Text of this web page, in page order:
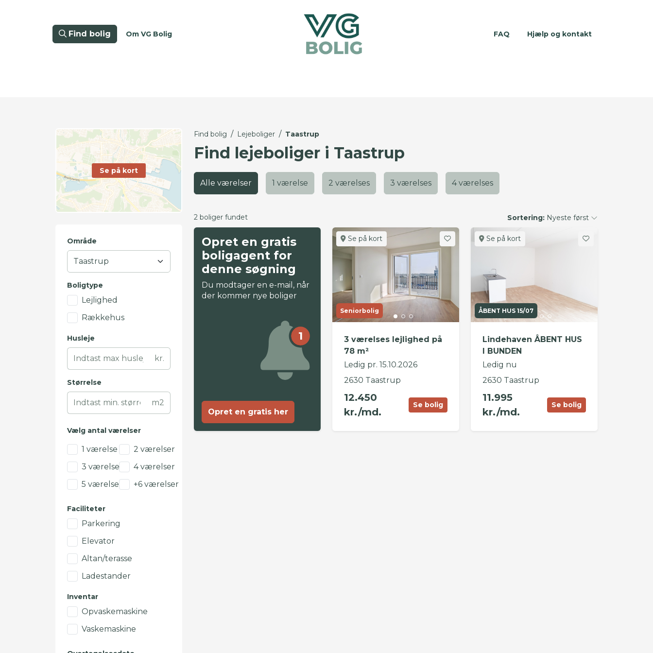
Find bolig Om VG Bolig FAQ Hjælp og kontakt
Se på kort
Område
Boligtype
Lejlighed
Rækkehus
Husleje
kr.
Størrelse
m2
Vælg antal værelser
1 værelse
2 værelser
3 værelser
4 værelser
5 værelser
+6 værelser
Faciliteter
Parkering
Elevator
Altan/terasse
Ladestander
Inventar
Opvaskemaskine
Vaskemaskine
Find bolig / Lejeboliger / Taastrup
Find lejeboliger i Taastrup
Alle værelser 1 værelse 2 værelses 3 værelses 4 værelses
2 boliger fundet Sortering: Nyeste først
Opret en gratis
boligagent for
denne søgning
Du modtager en e-mail, når
der kommer nye boliger
1
Opret en gratis her
Se på kort
Seniorbolig
3 værelses lejlighed på
78 m²
Ledig pr. 15.10.2026
2630 Taastrup
12.450
kr./md.
Se bolig
Se på kort
ÅBENT HUS 15/07
Lindehaven ÅBENT HUS
I BUNDEN
Ledig nu
2630 Taastrup
11.995
kr./md.
Se bolig